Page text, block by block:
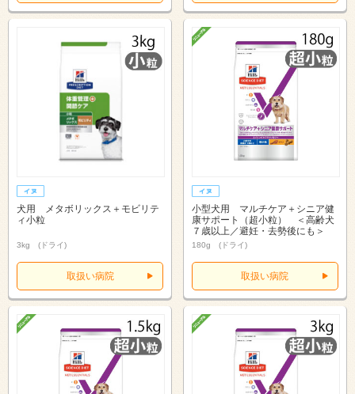
犬用 メタボリックス＋モビリテ
ィ小粒
3kg (ドライ)
取扱い病院
小型犬用 マルチケア＋シニア健
康サポート（超小粒） ＜高齢犬
７歳以上／避妊・去勢後にも＞
180g (ドライ)
取扱い病院